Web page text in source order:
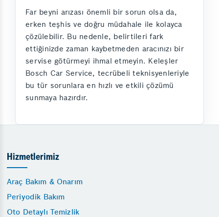
Far beyni arızası önemli bir sorun olsa da,
erken teşhis ve doğru müdahale ile kolayca
çözülebilir. Bu nedenle, belirtileri fark
ettiğinizde zaman kaybetmeden aracınızı bir
servise götürmeyi ihmal etmeyin. Keleşler
Bosch Car Service, tecrübeli teknisyenleriyle
bu tür sorunlara en hızlı ve etkili çözümü
sunmaya hazırdır.
Hizmetlerimiz
Araç Bakım & Onarım
Periyodik Bakım
Oto Detaylı Temizlik